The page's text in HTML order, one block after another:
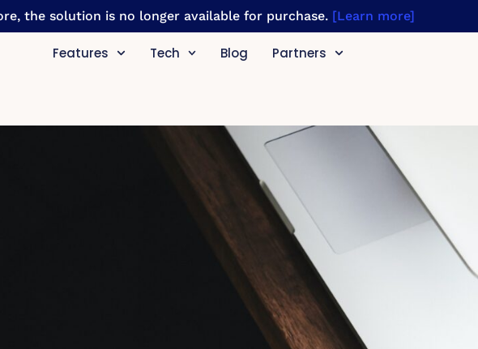
the solution is no longer available for purchase. [Learn more]
Features Tech Blog Partners